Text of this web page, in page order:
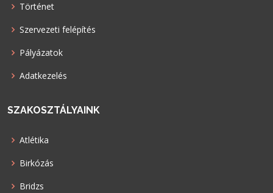
Történet
Szervezeti felépítés
Pályázatok
Adatkezelés
SZAKOSZTÁLYAINK
Atlétika
Birkózás
Bridzs